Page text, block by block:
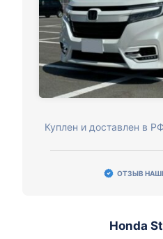
Куплен и доставлен в
ОТЗЫВ
Honda